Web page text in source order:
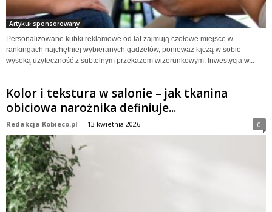
Artykuł sponsorowany
Personalizowane kubki reklamowe od lat zajmują czołowe miejsce w
rankingach najchętniej wybieranych gadżetów, ponieważ łączą w sobie
wysoką użyteczność z subtelnym przekazem wizerunkowym. Inwestycja w...
Kolor i tekstura w salonie – jak tkanina
obiciowa narożnika definiuje...
Redakcja Kobieco.pl - 13 kwietnia 2026 0